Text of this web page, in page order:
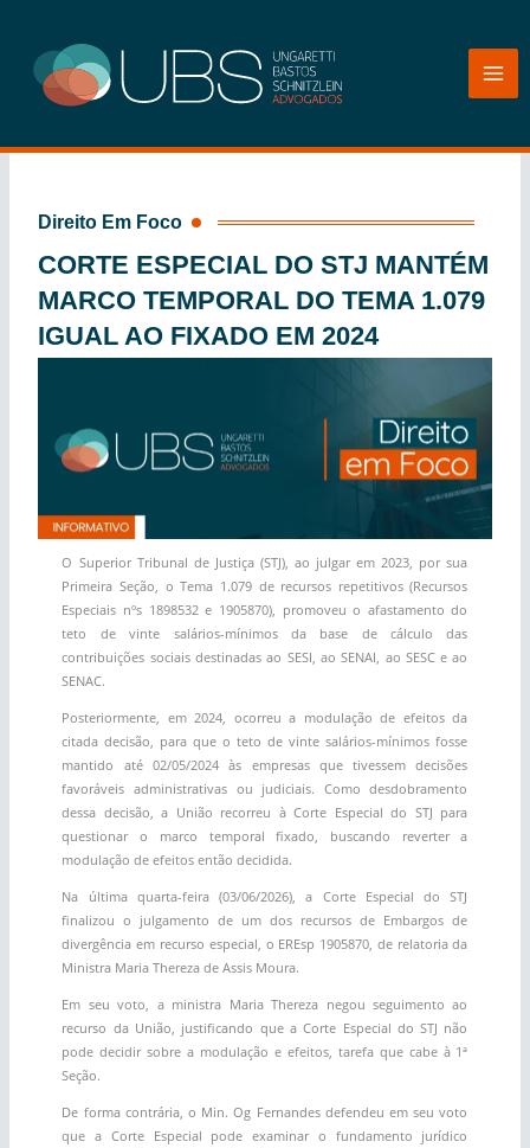
conteúdo
Direito Em Foco
CORTE ESPECIAL DO STJ MANTÉM
MARCO TEMPORAL DO TEMA 1.079
IGUAL AO FIXADO EM 2024
O Superior Tribunal de Justiça (STJ), ao julgar em 2023, por sua
Primeira Seção, o Tema 1.079 de recursos repetitivos (Recursos
Especiais nºs 1898532 e 1905870), promoveu o afastamento do
teto de vinte salários-mínimos da base de cálculo das
contribuições sociais destinadas ao SESI, ao SENAI, ao SESC e ao
SENAC.
Posteriormente, em 2024, ocorreu a modulação de efeitos da
citada decisão, para que o teto de vinte salários-mínimos fosse
mantido até 02/05/2024 às empresas que tivessem decisões
favoráveis administrativas ou judiciais. Como desdobramento
dessa decisão, a União recorreu à Corte Especial do STJ para
questionar o marco temporal fixado, buscando reverter a
modulação de efeitos então decidida.
Na última quarta-feira (03/06/2026), a Corte Especial do STJ
finalizou o julgamento de um dos recursos de Embargos de
divergência em recurso especial, o EREsp 1905870, de relatoria da
Ministra Maria Thereza de Assis Moura.
Em seu voto, a ministra Maria Thereza negou seguimento ao
recurso da União, justificando que a Corte Especial do STJ não
pode decidir sobre a modulação e efeitos, tarefa que cabe à 1ª
Seção.
De forma contrária, o Min. Og Fernandes defendeu em seu voto
que a Corte Especial pode examinar o fundamento jurídico